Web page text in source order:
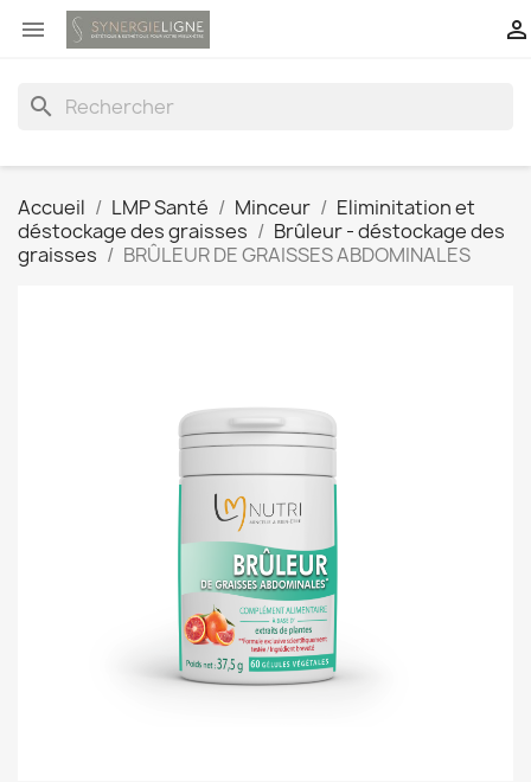
 
search
Accueil LMP Santé Minceur
Eliminitation et
déstockage des graisses
Brûleur - déstockage des
graisses
BRÛLEUR DE GRAISSES ABDOMINALES